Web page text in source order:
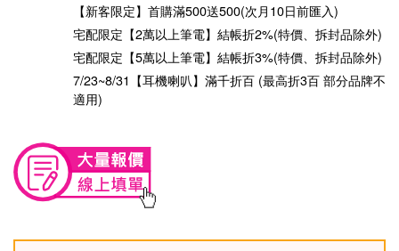
【新客限定】首購滿500送500(次月10日前匯入)
宅配限定【2萬以上筆電】結帳折2%(特價、拆封品除外)
宅配限定【5萬以上筆電】結帳折3%(特價、拆封品除外)
7/23~8/31【耳機喇叭】滿千折百 (最高折3百 部分品牌不
適用)